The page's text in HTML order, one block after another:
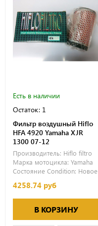
Есть в наличии
Остаток: 1
Фильтр воздушный Hiflo
HFA 4920 Yamaha XJR
1300 07-12
Производитель: Hiflo filtro
Марка мотоцикла: Yamaha
Состояние Condition: Новое
4258.74 руб
В КОРЗИНУ